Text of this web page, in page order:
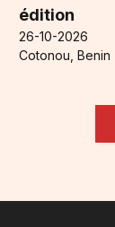
édition
26-10-2026
Cotonou, Benin